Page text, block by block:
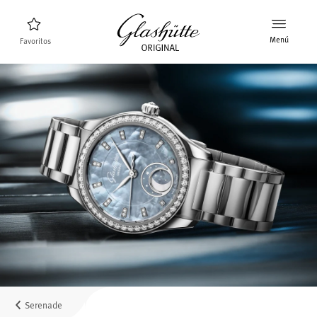
Favoritos Menú
Buscador de relojes Nuevos relojes
Colección
Descubra la colección
La marca Glashütte Original
Más información sobre la Manufactura
Concesionarios
Boutiques y concesionarios
MyAccount
Serenade